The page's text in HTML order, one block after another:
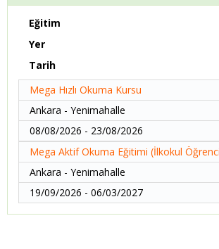
Eğitim
Yer
Tarih
Mega Hızlı Okuma Kursu
Ankara - Yenimahalle
08/08/2026 - 23/08/2026
Mega Aktif Okuma Eğitimi (İlkokul
Ankara - Yenimahalle
19/09/2026 - 06/03/2027